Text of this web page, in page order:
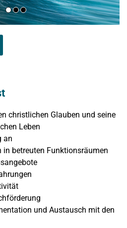
christlichen Glauben und seine
Leben
an
in betreuten Funktionsräumen
und Austausch mit den